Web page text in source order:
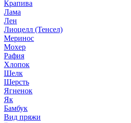
Крапива
Лама
Лен
Лиоцелл (Тенсел)
Меринос
Мохер
Рафия
Хлопок
Шелк
Шерсть
Ягненок
Як
Бамбук
Вид пряжи